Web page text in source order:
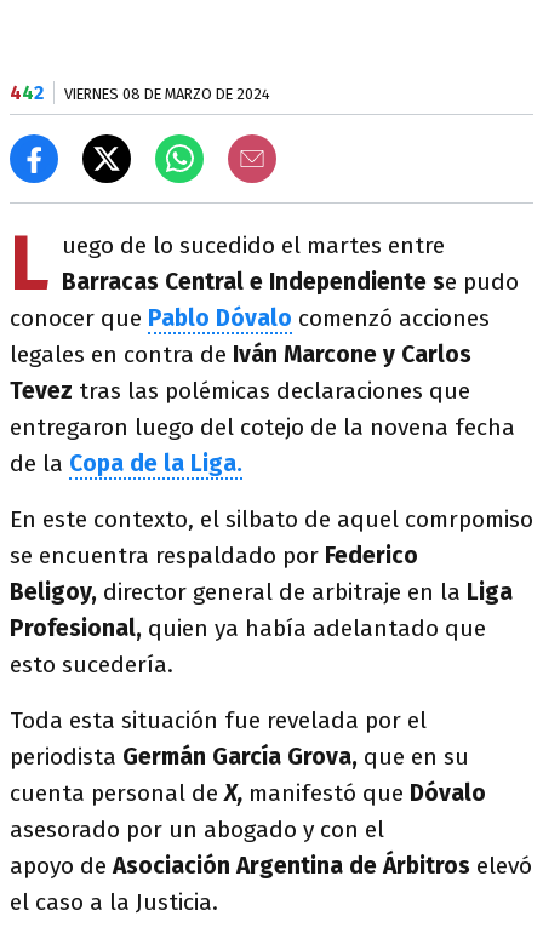
442 VIERNES 08 DE MARZO DE 2024
L uego de lo sucedido el martes entre
Barracas Central e Independiente se pudo
conocer que Pablo Dóvalo comenzó acciones
legales en contra de Iván Marcone y Carlos
Tevez tras las polémicas declaraciones que
entregaron luego del cotejo de la novena fecha
de la Copa de la Liga.
En este contexto, el silbato de aquel comrpomiso
se encuentra respaldado por Federico
Beligoy, director general de arbitraje en la Liga
Profesional, quien ya había adelantado que
esto sucedería.
Toda esta situación fue revelada por el
periodista Germán García Grova, que en su
cuenta personal deX, manifestó que Dóvalo
asesorado por un abogado y con el
apoyo de Asociación Argentina de Árbitros elevó
el caso a la Justicia.